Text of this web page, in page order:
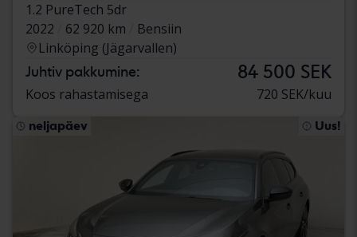
1.2 PureTech 5dr
2022
62 920 km
Bensiin
Linköping (Jägarvallen)
Juhtiv pakkumine: 84 500 SEK
Koos rahastamisega 720 SEK/kuu
neljapäev Uus!